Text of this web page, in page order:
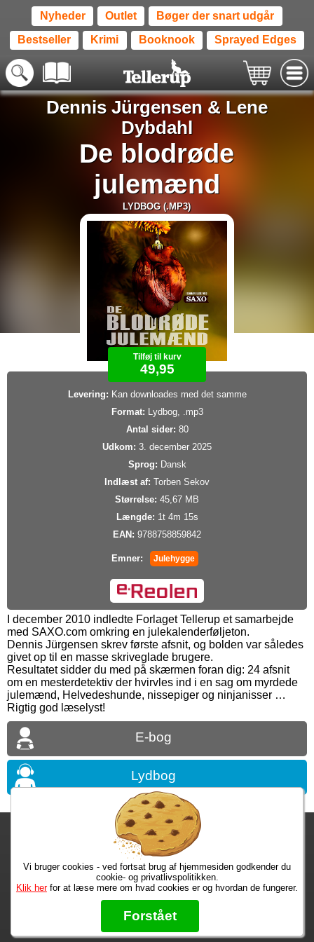
Nyheder Outlet Bøger der snart udgår
Bestseller Krimi Booknook Sprayed Edges
Dennis Jürgensen& Lene
Dybdahl
De blodrøde
julemænd
LYDBOG (.MP3)
Tilføj til kurv
49,95
Levering: Kan downloades med det samme
Format: Lydbog, .mp3
Antal sider: 80
Udkom: 3. december 2025
Sprog: Dansk
Indlæst af: Torben Sekov
Størrelse: 45,67 MB
Længde: 1t 4m 15s
EAN: 9788758859842
Emner: Julehygge
I december 2010 indledte Forlaget Tellerup et samarbejde
med SAXO.com omkring en julekalenderføljeton.
Dennis Jürgensen skrev første afsnit, og bolden var således
givet op til en masse skriveglade brugere.
Resultatet sidder du med på skærmen foran dig: 24 afsnit
om en mesterdetektiv der hvirvles ind i en sag om myrdede
julemænd, Helvedeshunde, nissepiger og ninjanisser …
Rigtig god læselyst!
E-bog
Lydbog
Fragtgebyret er DKK 59,95 • Fragtgebyret bortfalder ved køb over
DKK 299,00
Bestiller du i dag, har du dine varer på tirsdag!
Max 50 kr. Bøger til en 🐕
★★★★★
Læs hvad vores kunder siger om os på Trustpilot
Vi bruger cookies - ved fortsat brug af hjemmesiden godkender du
cookie- og privatlivspolitikken.
Klik herfor at læse mere om hvad cookies er og hvordan de fungerer.
Forstået